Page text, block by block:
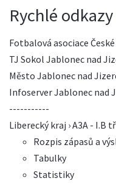
Rychlé odkazy
Fotbalová asociace
TJ Sokol Jablonec nad
Město Jablonec nad
Infoserver Jablonec nad
-----------
Liberecký kraj › A3A - I.B
Rozpis zápasů a
Tabulky
Statistiky